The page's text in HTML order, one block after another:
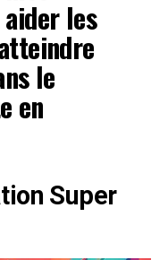
les
le
en
Super